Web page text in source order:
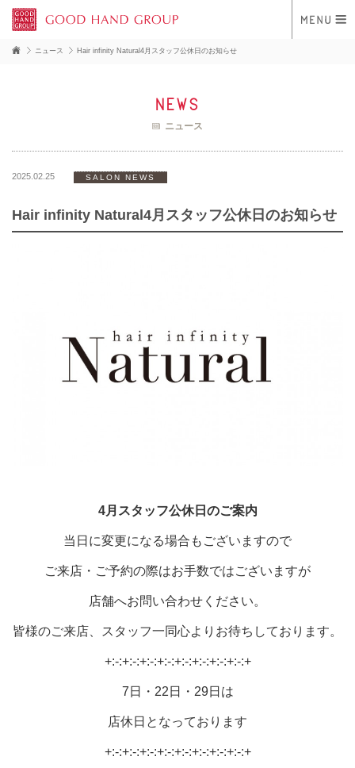
ニュース Hair infinity Natural4月スタッフ公休日のお知らせ
news
ニュース
2025.02.25 SALON NEWS
Hair infinity Natural4月スタッフ公休日のお知らせ
4月スタッフ公休日のご案内
当日に変更になる場合もございますので
ご来店・ご予約の際はお手数ではございますが
店舗へお問い合わせください。
皆様のご来店、スタッフ一同心よりお待ちしております。
+:-:+:-:+:-:+:-:+:-:+:-:+:-:+:-:+
7日・22日・29日は
店休日となっております
+:-:+:-:+:-:+:-:+:-:+:-:+:-:+:-:+